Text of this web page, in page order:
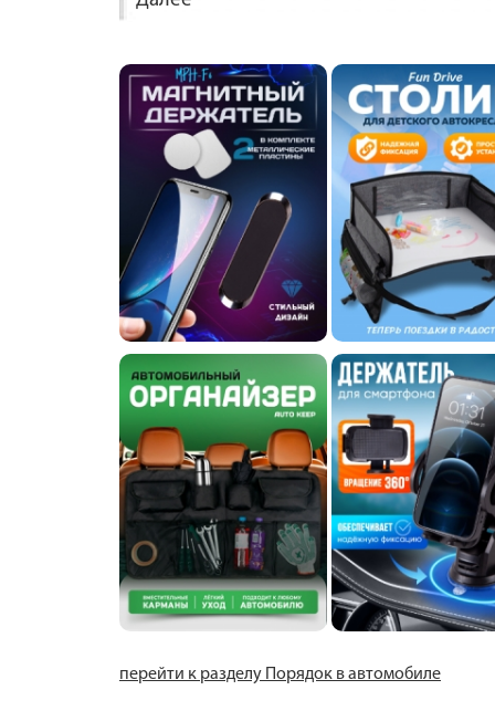
перейти к разделу Порядок в автомобиле